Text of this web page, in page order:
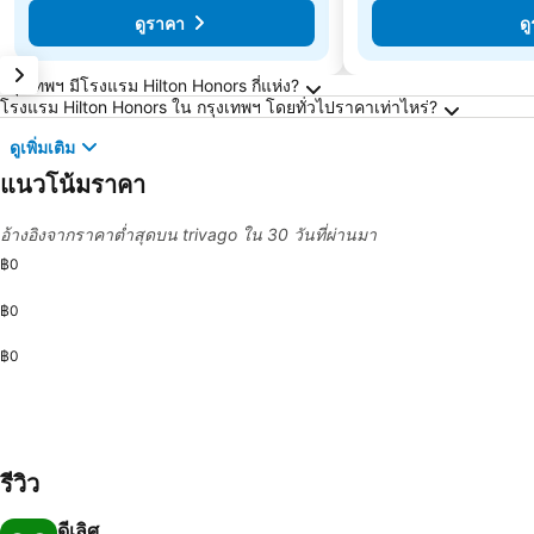
ดูราคา
ดู
คำถามที่พบบ่อยเกี่ยวกับ กรุงเทพฯ
กรุงเทพฯ มีโรงแรม Hilton Honors กี่แห่ง?
โรงแรม Hilton Honors ใน กรุงเทพฯ โดยทั่วไปราคาเท่าไหร่?
ดูเพิ่มเติม
แนวโน้มราคา
อ้างอิงจากราคาต่ำสุดบน trivago ใน 30 วันที่ผ่านมา
฿0
฿0
฿0
รีวิว